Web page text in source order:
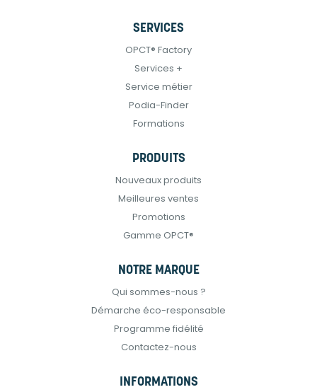
SERVICES
OPCT® Factory
Services +
Service métier
Podia-Finder
Formations
PRODUITS
Nouveaux produits
Meilleures ventes
Promotions
Gamme OPCT®
NOTRE MARQUE
Qui sommes-nous ?
Démarche éco-responsable
Programme fidélité
Contactez-nous
INFORMATIONS